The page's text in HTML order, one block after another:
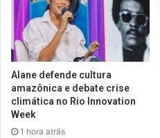
Alane defende cultura
amazônica e debate crise
climática no Rio Innovation
Week
1 hora atrás